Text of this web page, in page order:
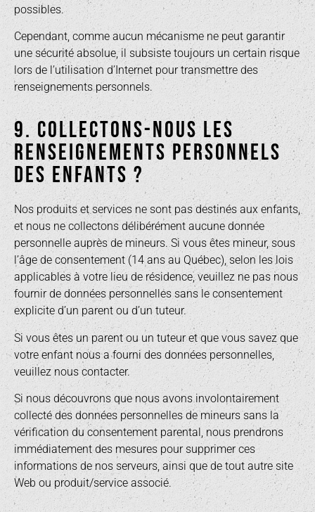
possibles.
Cependant, comme aucun mécanisme ne peut garantir
une sécurité absolue, il subsiste toujours un certain risque
lors de l’utilisation d’Internet pour transmettre des
renseignements personnels.
9. COLLECTONS-NOUS LES
RENSEIGNEMENTS PERSONNELS
DES ENFANTS ?
Nos produits et services ne sont pas destinés aux enfants,
et nous ne collectons délibérément aucune donnée
personnelle auprès de mineurs. Si vous êtes mineur, sous
l’âge de consentement (14 ans au Québec), selon les lois
applicables à votre lieu de résidence, veuillez ne pas nous
fournir de données personnelles sans le consentement
explicite d’un parent ou d’un tuteur.
Si vous êtes un parent ou un tuteur et que vous savez que
votre enfant nous a fourni des données personnelles,
veuillez nous contacter.
Si nous découvrons que nous avons involontairement
collecté des données personnelles de mineurs sans la
vérification du consentement parental, nous prendrons
immédiatement des mesures pour supprimer ces
informations de nos serveurs, ainsi que de tout autre site
Web ou produit/service associé.